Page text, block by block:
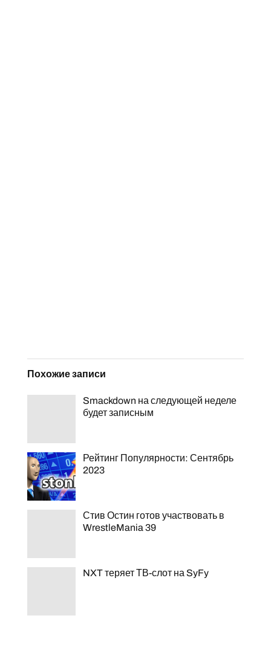
Похожие записи
Smackdown на следующей неделе
будет записным
Рейтинг Популярности: Сентябрь
2023
Стив Остин готов участвовать в
WrestleMania 39
NXT теряет ТВ-слот на SyFy